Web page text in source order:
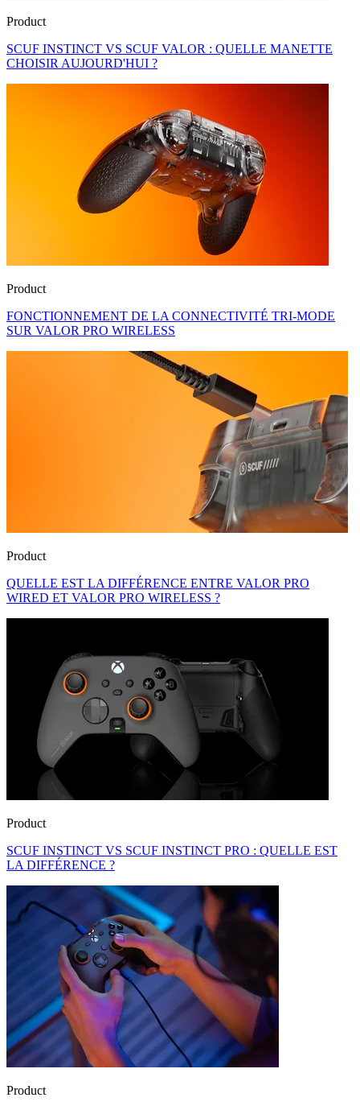
Product
SCUF INSTINCT VS SCUF VALOR : QUELLE MANETTE
CHOISIR AUJOURD'HUI ?
Product
FONCTIONNEMENT DE LA CONNECTIVITÉ TRI-MODE
SUR VALOR PRO WIRELESS
Product
QUELLE EST LA DIFFÉRENCE ENTRE VALOR PRO
WIRED ET VALOR PRO WIRELESS ?
Product
SCUF INSTINCT VS SCUF INSTINCT PRO : QUELLE EST
LA DIFFÉRENCE ?
Product